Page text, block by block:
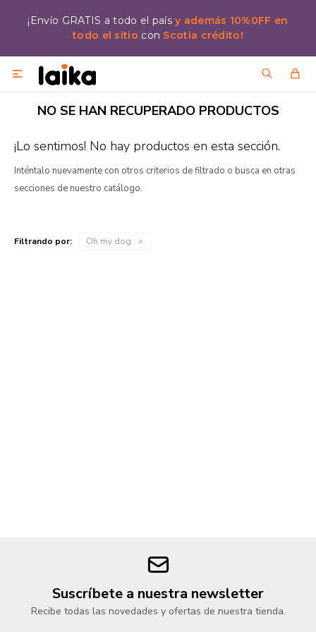
¡Envío GRATIS a todo el paísy además 10%0FF en
todo el sitio con Scotia crédito!

NO SE HAN RECUPERADO PRODUCTOS
¡Lo sentimos! No hay productos en esta sección.
Inténtalo nuevamente con otros criterios de filtrado o busca en otras
secciones de nuestro catálogo.
Filtrando por: Oh my dog
Suscríbete a nuestra newsletter
Recibe todas las novedades y ofertas de nuestra tienda.